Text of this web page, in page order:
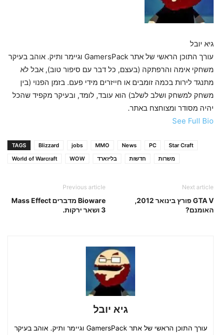
גיא יובל
עורך התוכן הראשי של אתר GamersPack וגיימר ותיק. אוהב בעיקר
משחקי אימה והרפתקה (בעצם, כל דבר עם סיפור טוב), אבל לא
מתנגד לירות בכמה זומבים או חייזרים מידי פעם. בזמן הפנוי (בין
משחק למשחק ושלב לשלב) הוא עובד, לומד, ובעיקר מקפיד שהכל
יהיה מסודר ומצוחצח באתר.
See Full Bio
TAGS Blizzard jobs MMO News PC
Star Craft
World of Warcraft
WOW בליזארד חדשות משרות
Previous article
Bioware מדברים Mass Effect
3 ושאר ירקות.
Next article
GTA V פורץ בינואר 2012,
האומנם?
גיא יובל
עורך התוכן הראשי של אתר GamersPack וגיימר ותיק. אוהב בעיקר